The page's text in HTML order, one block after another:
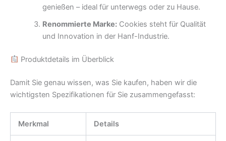
genießen – ideal für unterwegs oder zu Hause.
Renommierte Marke:Cookies steht für Qualität
und Innovation in der Hanf-Industrie.
Produktdetails im Überblick
Damit Sie genau wissen, was Sie kaufen, haben wir die
wichtigsten Spezifikationen für Sie zusammengefasst:
Merkmal Details